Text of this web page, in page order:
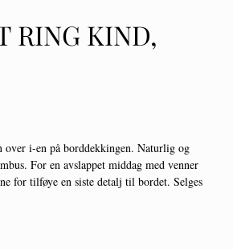
RING KIND,
i-en på borddekkingen. Naturlig og
For en avslappet middag med venner
for tilføye en siste detalj til bordet. Selges